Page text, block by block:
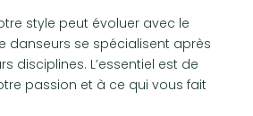
style peut évoluer avec le
danseurs se spécialisent après
disciplines. L’essentiel est de
passion et à ce qui vous fait